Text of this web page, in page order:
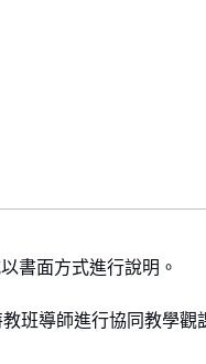
書面方式進行說明。
班導師進行協同教學觀